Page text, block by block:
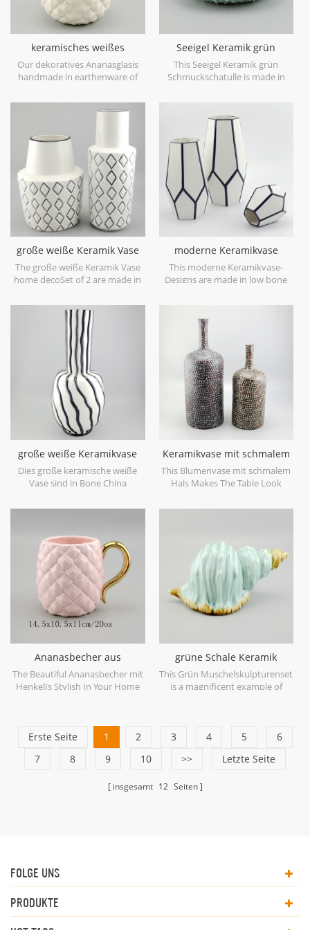
keramisches weißes
dekoratives Ananasglas mit
Golddeckel
Our dekoratives Ananasglasis
handmade in earthenware of
gold leaf lid,can be used as a
decorative canister,or
smaller and filled with was as a
candle holder. Hand wash only.
Seeigel Keramik grün
Schmuckschatulle
This Seeigel Keramik grün
Schmuckschatulle is made in
storage or dry food and goods.
Microwave safe and food safe.
große weiße Keramik Vase
home deco
The große weiße Keramik Vase
home decoSet of 2 are made in
snow white with transparent
glaze on the surface,different
from the white glaze finish. Is
much more beautiful,precious
and high value.
moderne Keramikvase
Designs weiß und schwarz
This moderne Keramikvase-
Designs are made in low bone
for your home decorative
objects. Can be sold individually.
große weiße Keramikvase
mit schwarzen
Handlacklinien
Dies große keramische weiße
Vase sind in Bone China
Zuhause und Hochzeit
kann einzeln verkauft werden.
Keramikvase mit schmalem
Hals
This Blumenvase mit schmalem
Hals Makes The Table Look
Ananasbecher aus
goldfarbenem Keramik
The Beautiful Ananasbecher mit
HenkelIs Stylish In Your Home
grüne Schale Keramik
Skulptur Set
This Grün Muschelskulpturenset
is a magnificent example of
Erste Seite 1 2 3 4 5
6
7
8 9 10 >> Letzte Seite
insgesamt 12 Seiten
FOLGE UNS
PRODUKTE